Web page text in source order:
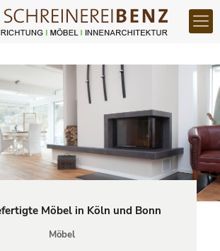
Möbel in Köln und Bonn
Möbel